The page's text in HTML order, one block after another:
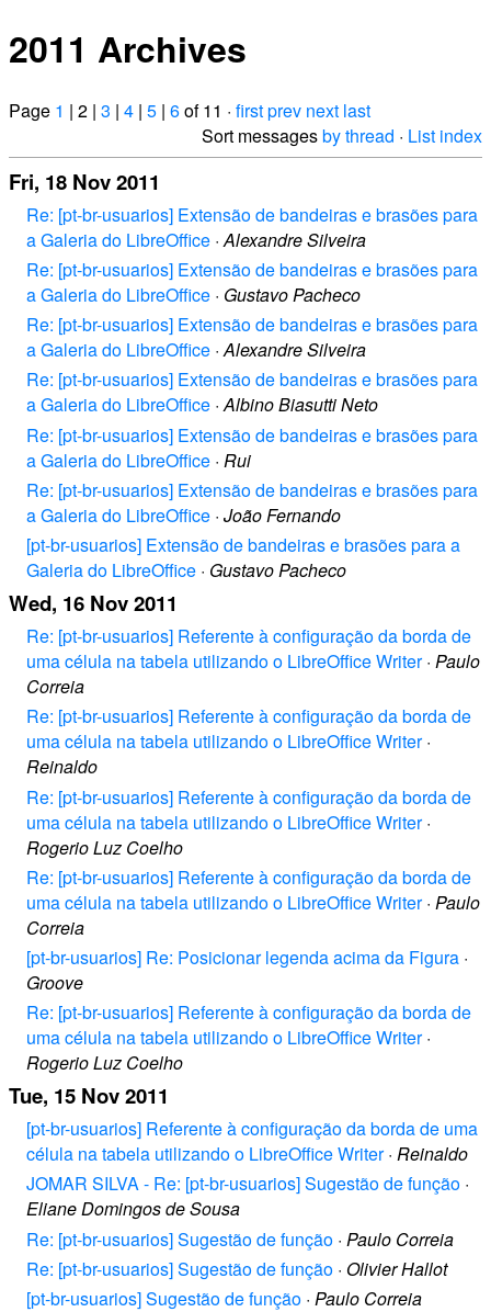
2011 Archives
Page 1 | 2 | 3 | 4 | 5 | 6of 11 · firstprev next last
Sort messagesby thread · List index
Fri, 18 Nov 2011
Re: [pt-br-usuarios] Extensão de bandeiras e brasões para
a Galeria do LibreOffice ·Alexandre Silveira
Re: [pt-br-usuarios] Extensão de bandeiras e brasões para
a Galeria do LibreOffice · Gustavo Pacheco
Re: [pt-br-usuarios] Extensão de bandeiras e brasões para
a Galeria do LibreOffice ·Alexandre Silveira
Re: [pt-br-usuarios] Extensão de bandeiras e brasões para
a Galeria do LibreOffice ·Albino Biasutti Neto
Re: [pt-br-usuarios] Extensão de bandeiras e brasões para
a Galeria do LibreOffice · Rui
Re: [pt-br-usuarios] Extensão de bandeiras e brasões para
a Galeria do LibreOffice · João Fernando
[pt-br-usuarios] Extensão de bandeiras e brasões para a
Galeria do LibreOffice · Gustavo Pacheco
Wed, 16 Nov 2011
Re: [pt-br-usuarios] Referente à configuração da borda de
uma célula na tabela utilizando o LibreOffice Writer· Paulo
Correia
Re: [pt-br-usuarios] Referente à configuração da borda de
uma célula na tabela utilizando o LibreOffice Writer·
Reinaldo
Re: [pt-br-usuarios] Referente à configuração da borda de
uma célula na tabela utilizando o LibreOffice Writer·
Rogerio Luz Coelho
Re: [pt-br-usuarios] Referente à configuração da borda de
uma célula na tabela utilizando o LibreOffice Writer· Paulo
Correia
[pt-br-usuarios] Re: Posicionar legenda acima da Figura ·
Groove
Re: [pt-br-usuarios] Referente à configuração da borda de
uma célula na tabela utilizando o LibreOffice Writer·
Rogerio Luz Coelho
Tue, 15 Nov 2011
[pt-br-usuarios] Referente à configuração da borda de uma
célula na tabela utilizando o LibreOffice Writer· Reinaldo
JOMAR SILVA - Re: [pt-br-usuarios] Sugestão de função ·
Eliane Domingos de Sousa
Re: [pt-br-usuarios] Sugestão de função · Paulo Correia
Re: [pt-br-usuarios] Sugestão de função · Olivier Hallot
[pt-br-usuarios] Sugestão de função · Paulo Correia